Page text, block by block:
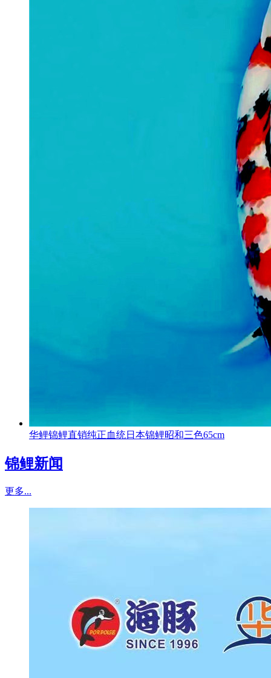
华鲤锦鲤直销纯正血统日本锦鲤昭和三色65cm
锦鲤新闻
更多...